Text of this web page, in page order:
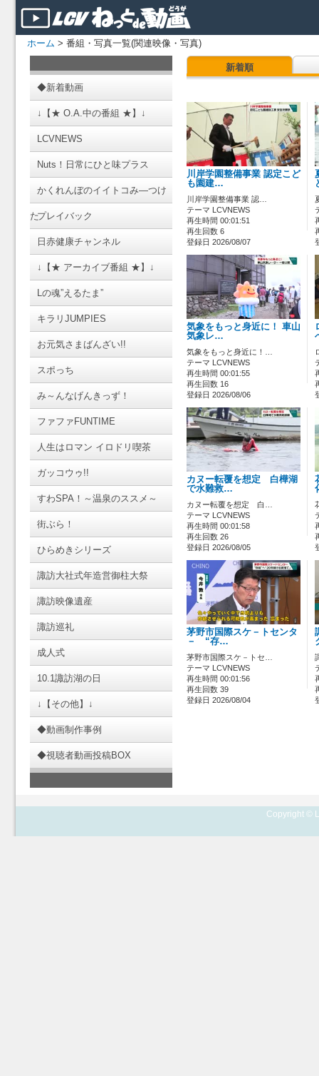
ホーム > 番組・写真一覧(関連映像・写真)
◆新着動画
↓【★ O.A.中の番組 ★】↓
LCVNEWS
Nuts！日常にひと味プラス
かくれんぼのイイトコみ―つけ
たプレイバック
日赤健康チャンネル
↓【★ アーカイブ番組 ★】↓
Lの魂”えるたま”
キラリJUMPIES
お元気さまばんざい!!
スポっち
み～んなげんきっず！
ファファFUNTIME
人生はロマン イロドリ喫茶
ガッコウゥ!!
すわSPA！～温泉のススメ～
街ぶら！
ひらめきシリーズ
諏訪大社式年造営御柱大祭
諏訪映像遺産
諏訪巡礼
成人式
10.1諏訪湖の日
↓【その他】↓
◆動画制作事例
◆視聴者動画投稿BOX
新着順
川岸学園整備事業 認定こど
も園建…
川岸学園整備事業 認…
テーマ LCVNEWS
再生時間 00:01:51
再生回数 6
登録日 2026/08/07
気象をもっと身近に！ 車山
気象レ…
気象をもっと身近に！…
テーマ LCVNEWS
再生時間 00:01:55
再生回数 16
登録日 2026/08/06
カヌー転覆を想定 白樺湖
で水難救…
カヌー転覆を想定 白…
テーマ LCVNEWS
再生時間 00:01:58
再生回数 26
登録日 2026/08/05
茅野市国際スケ－トセンタ
－ “存…
茅野市国際スケ－トセ…
テーマ LCVNEWS
再生時間 00:01:56
再生回数 39
登録日 2026/08/04
Copyright ©